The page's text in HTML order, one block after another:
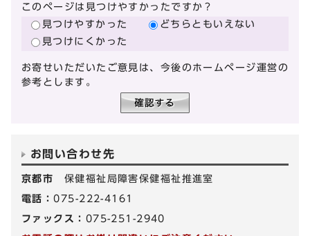
このページは見つけやすかったですか？
見つけやすかった
どちらともいえない
見つけにくかった
お寄せいただいたご意見は、今後のホームページ運営の
参考とします。
お問い合わせ先
京都市 保健福祉局障害保健福祉推進室
電話：075-222-4161
ファックス： 075-251-2940